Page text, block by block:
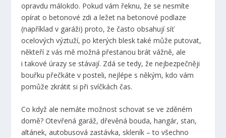
opravdu málokdo. Pokud vám řeknu, že se nesmíte
opírat o betonové zdi a ležet na betonové podlaze
(například v garáži) proto, že často obsahují síť
ocelových výztuží, po kterých blesk také může putovat,
někteří z vás mě možná přestanou brát vážně, ale
i takové úrazy se stávají. Zdá se tedy, že nejbezpečněji
bouřku přečkáte v posteli, nejlépe s někým, kdo vám
pomůže zkrátit si při svíčkách čas.
Co když ale nemáte možnost schovat se ve zděném
domě? Otevřená garáž, dřevěná bouda, hangár, stan,
altánek, autobusová zastávka, skleník – to všechno